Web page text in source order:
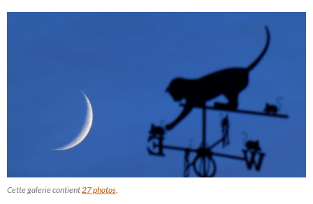
Cette galerie contient 27 photos